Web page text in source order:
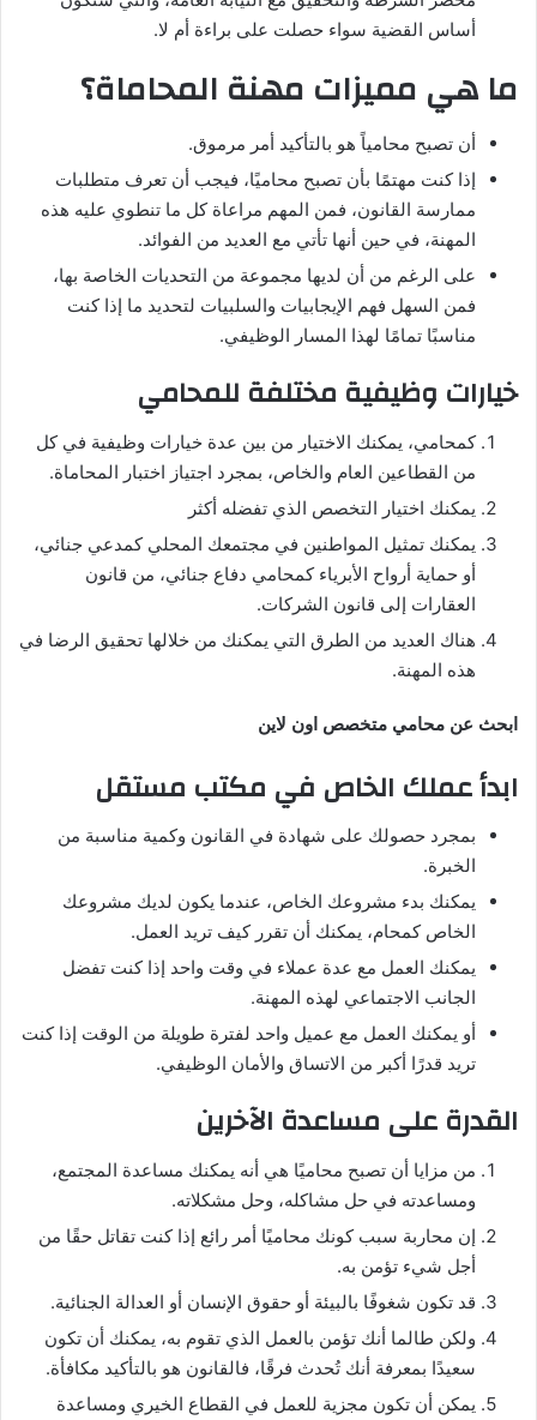
أساس القضية سواء حصلت على براءة أم لا.
ما هي مميزات مهنة المحاماة؟
أن تصبح محامياً هو بالتأكيد أمر مرموق.
إذا كنت مهتمًا بأن تصبح محاميًا، فيجب أن تعرف متطلبات
ممارسة القانون، فمن المهم مراعاة كل ما تنطوي عليه هذه
المهنة، في حين أنها تأتي مع العديد من الفوائد.
على الرغم من أن لديها مجموعة من التحديات الخاصة بها،
فمن السهل فهم الإيجابيات والسلبيات لتحديد ما إذا كنت
مناسبًا تمامًا لهذا المسار الوظيفي.
خيارات وظيفية مختلفة للمحامي
كمحامي، يمكنك الاختيار من بين عدة خيارات وظيفية في كل
من القطاعين العام والخاص، بمجرد اجتياز اختبار المحاماة.
يمكنك اختيار التخصص الذي تفضله أكثر
يمكنك تمثيل المواطنين في مجتمعك المحلي كمدعي جنائي،
أو حماية أرواح الأبرياء كمحامي دفاع جنائي، من قانون
العقارات إلى قانون الشركات.
هناك العديد من الطرق التي يمكنك من خلالها تحقيق الرضا في
هذه المهنة.
ابحث عن محامي متخصص اون لاين
ابدأ عملك الخاص في مكتب مستقل
بمجرد حصولك على شهادة في القانون وكمية مناسبة من
الخبرة.
يمكنك بدء مشروعك الخاص، عندما يكون لديك مشروعك
الخاص كمحام، يمكنك أن تقرر كيف تريد العمل.
يمكنك العمل مع عدة عملاء في وقت واحد إذا كنت تفضل
الجانب الاجتماعي لهذه المهنة.
أو يمكنك العمل مع عميل واحد لفترة طويلة من الوقت إذا كنت
تريد قدرًا أكبر من الاتساق والأمان الوظيفي.
القدرة على مساعدة الآخرين
من مزايا أن تصبح محاميًا هي أنه يمكنك مساعدة المجتمع،
ومساعدته في حل مشاكله، وحل مشكلاته.
إن محاربة سبب كونك محاميًا أمر رائع إذا كنت تقاتل حقًا من
أجل شيء تؤمن به.
قد تكون شغوفًا بالبيئة أو حقوق الإنسان أو العدالة الجنائية.
ولكن طالما أنك تؤمن بالعمل الذي تقوم به، يمكنك أن تكون
سعيدًا بمعرفة أنك تُحدث فرقًا، فالقانون هو بالتأكيد مكافأة.
يمكن أن تكون مجزية للعمل في القطاع الخيري ومساعدة